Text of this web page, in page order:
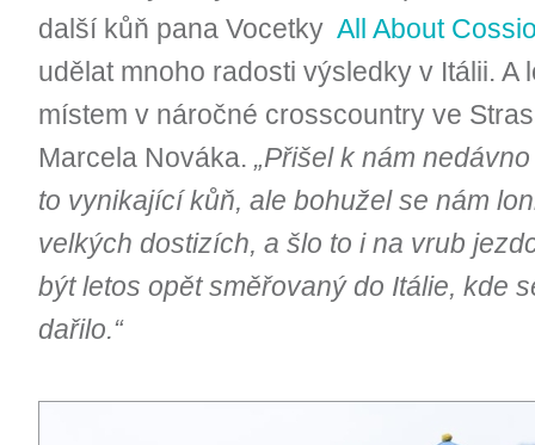
další kůň pana Vocetky All About
udělat mnoho radosti výsledky v Itálii. A
místem v náročné crosscountry ve
Marcela Nováka. „Přišel k nám
to vynikající kůň, ale bohužel se nám
velkých dostizích, a šlo to i na vrub
být letos opět směřovaný do Itálie, kde
dařilo.“